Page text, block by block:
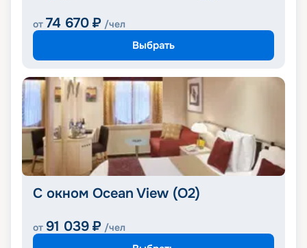
от 74 670 ₽ /чел
Выбрать
С окном Ocean View (O2)
от 91 039 ₽ /чел